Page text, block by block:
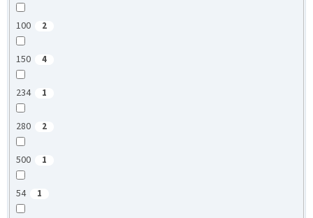
100 2
150 4
234 1
280 2
500 1
54 1